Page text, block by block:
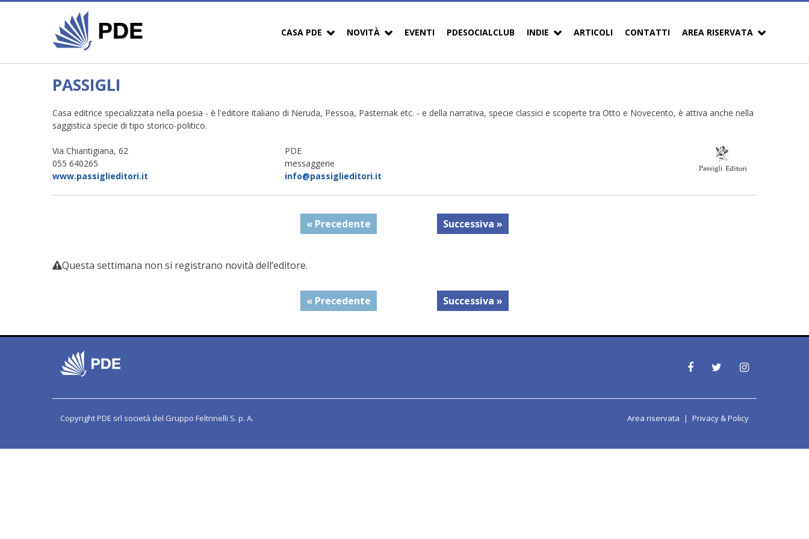
CASA PDE NOVITÀ EVENTI PDESOCIALCLUB INDIE ARTICOLI CONTATTI AREA RISERVATA
PASSIGLI
Casa editrice specializzata nella poesia - è l'editore italiano di Neruda, Pessoa, Pasternak etc. - e della narrativa, specie classici e scoperte tra Otto e Novecento, è attiva anche nella
saggistica specie di tipo storico-politico.
Via Chiantigiana, 62
055 640265
www.passiglieditori.it
PDE
messaggerie
info@passiglieditori.it
« Precedente Successiva »
Questa settimana non si registrano novità dell’editore.
« Precedente Successiva »
Copyright PDE srl società del Gruppo Feltrinelli S. p. A. Area riservata Privacy & Policy